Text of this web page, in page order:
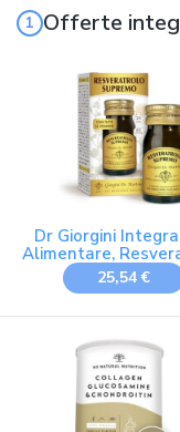
Offerte
Dr Giorgini
Alimentare,
Supremo Pastiglie -
25,54 €